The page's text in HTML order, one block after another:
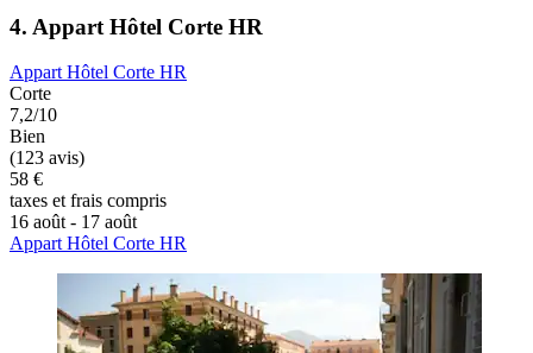
4. Appart Hôtel Corte HR
Appart Hôtel Corte HR
Corte
7,2/10
Bien
(123 avis)
58 €
taxes et frais compris
16 août - 17 août
Appart Hôtel Corte HR